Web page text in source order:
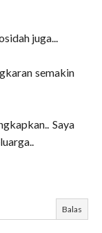
juga...
semakin
Saya
Balas